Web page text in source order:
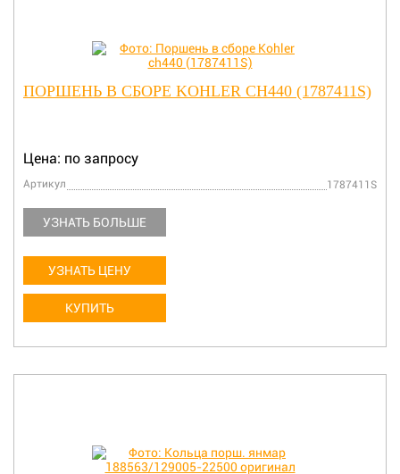
ПОРШЕНЬ В СБОРЕ KOHLER CH440 (1787411S)
Цена: по запросу
Артикул 1787411S
УЗНАТЬ БОЛЬШЕ
УЗНАТЬ ЦЕНУ
КУПИТЬ